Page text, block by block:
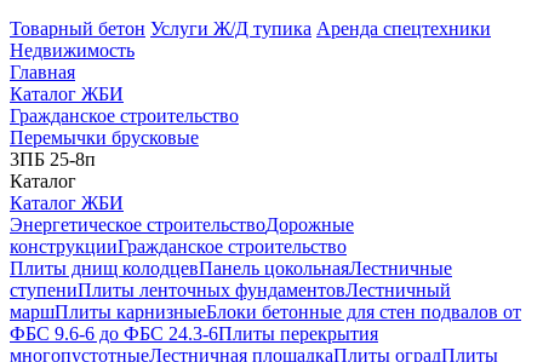
Товарный бетон Услуги Ж/Д тупика Аренда спецтехники
Недвижимость
Главная
Каталог ЖБИ
Гражданское строительство
Перемычки брусковые
3ПБ 25-8п
Каталог
Каталог ЖБИ
Энергетическое строительствоДорожные
конструкцииГражданское строительство
Плиты днищ колодцевПанель цокольнаяЛестничные
ступениПлиты ленточных фундаментовЛестничный
маршПлиты карнизныеБлоки бетонные для стен подвалов от
ФБС 9.6-6 до ФБС 24.3-6Плиты перекрытия
многопустотныеЛестничная площадкаПлиты оградПлиты